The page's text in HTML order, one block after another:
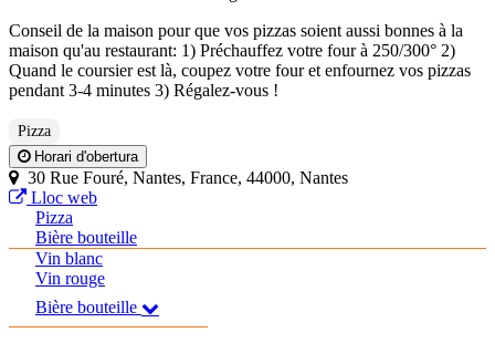
Conseil de la maison pour que vos pizzas soient aussi bonnes à la
maison qu'au restaurant: 1) Préchauffez votre four à 250/300° 2)
Quand le coursier est là, coupez votre four et enfournez vos pizzas
pendant 3-4 minutes 3) Régalez-vous !
Pizza
Horari d'obertura
30 Rue Fouré, Nantes, France, 44000, Nantes
Lloc web
Pizza
Bière bouteille
Vin blanc
Vin rouge
Bière bouteille